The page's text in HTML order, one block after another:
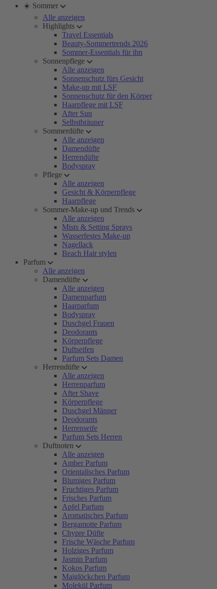
☀️ Sommer
Alle anzeigen
Highlights
Travel Essentials
Beauty-Sommertrends 2026
Sommer-Essentials für ihn
Sonnenpflege
Alle anzeigen
Sonnenschutz fürs Gesicht
Make-up mit LSF
Sonnenschutz für den Körper
Haarpflege mit LSF
After Sun
Selbstbräuner
Sommerdüfte
Alle anzeigen
Damendüfte
Herrendüfte
Bodyspray
Pflege
Alle anzeigen
Gesicht & Körperpflege
Haarpflege
Sommer-Make-up und Trends
Alle anzeigen
Mists & Setting Sprays
Wasserfestes Make-up
Nagellack
Beach Hair stylen
Parfum
Alle anzeigen
Damendüfte
Alle anzeigen
Damenparfum
Haarparfum
Bodyspray
Duschgel Frauen
Deodorants
Körperpflege
Duftseifen
Parfum Sets Damen
Herrendüfte
Alle anzeigen
Herrenparfum
After Shave
Körperpflege
Duschgel Männer
Deodorants
Herrenseife
Parfum Sets Herren
Duftnoten
Alle anzeigen
Amber Parfum
Orientalisches Parfum
Blumiges Parfum
Fruchtiges Parfum
Frisches Parfum
Apfel Parfum
Aromatisches Parfum
Bergamotte Parfum
Chypre Düfte
Frische Wäsche Parfum
Holziges Parfum
Jasmin Parfum
Kokos Parfum
Maiglöckchen Parfum
Molekül Parfum